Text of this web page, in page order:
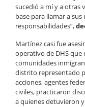
sucedió a mí y a otras
base para llamar a
responsabilidades”,
Martínez casi fue
operativo de DHS que
comunidades
distrito representado
acciones, agentes
civiles, practicaron
a quienes detuvieron